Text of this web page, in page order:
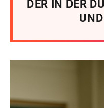
DER IN DER